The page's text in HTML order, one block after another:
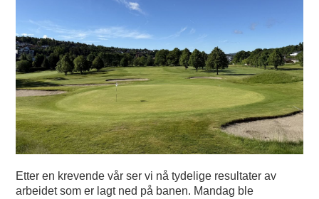
Etter en krevende vår ser vi nå tydelige resultater av
arbeidet som er lagt ned på banen. Mandag ble